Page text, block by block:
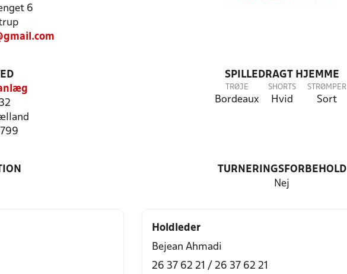
6
SPILLEDRAGT HJEMME
TRØJE
Bordeaux
SHORTS
Hvid
STRØMPER
Sort
TURNERINGSFORBEHOLD
Nej
Holdleder
Bejean Ahmadi
26 37 62 21 / 26 37 62 21